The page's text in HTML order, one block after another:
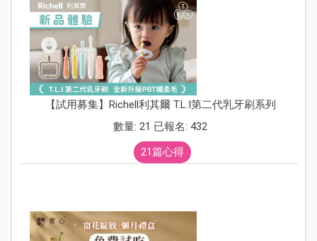
【試用募集】Richell利其爾 T.L.I第二代乳牙刷系列
數量: 21 已報名: 432
21篇心得